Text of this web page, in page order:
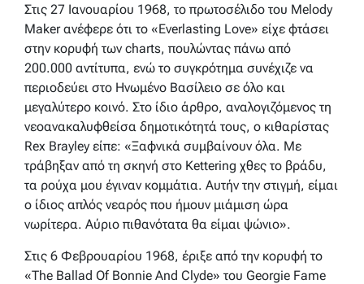
Στις 27 Ιανουαρίου 1968, το πρωτοσέλιδο του Melody
Maker ανέφερε ότι το «Everlasting Love» είχε φτάσει
στην κορυφή των charts, πουλώντας πάνω από
200.000 αντίτυπα, ενώ το συγκρότημα συνέχιζε να
περιοδεύει στο Ηνωμένο Βασίλειο σε όλο και
μεγαλύτερο κοινό. Στο ίδιο άρθρο, αναλογιζόμενος τη
νεοανακαλυφθείσα δημοτικότητά τους, ο κιθαρίστας
Rex Brayley είπε: «Ξαφνικά συμβαίνουν όλα. Με
τράβηξαν από τη σκηνή στο Kettering χθες το βράδυ,
τα ρούχα μου έγιναν κομμάτια. Αυτήν την στιγμή, είμαι
ο ίδιος απλός νεαρός που ήμουν μιάμιση ώρα
νωρίτερα. Αύριο πιθανότατα θα είμαι ψώνιο».
Στις 6 Φεβρουαρίου 1968, έριξε από την κορυφή το
«The Ballad Of Bonnie And Clyde» του Georgie Fame